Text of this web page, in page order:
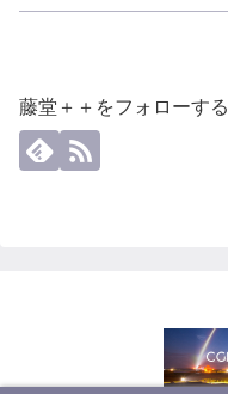
藤堂＋＋をフォローする